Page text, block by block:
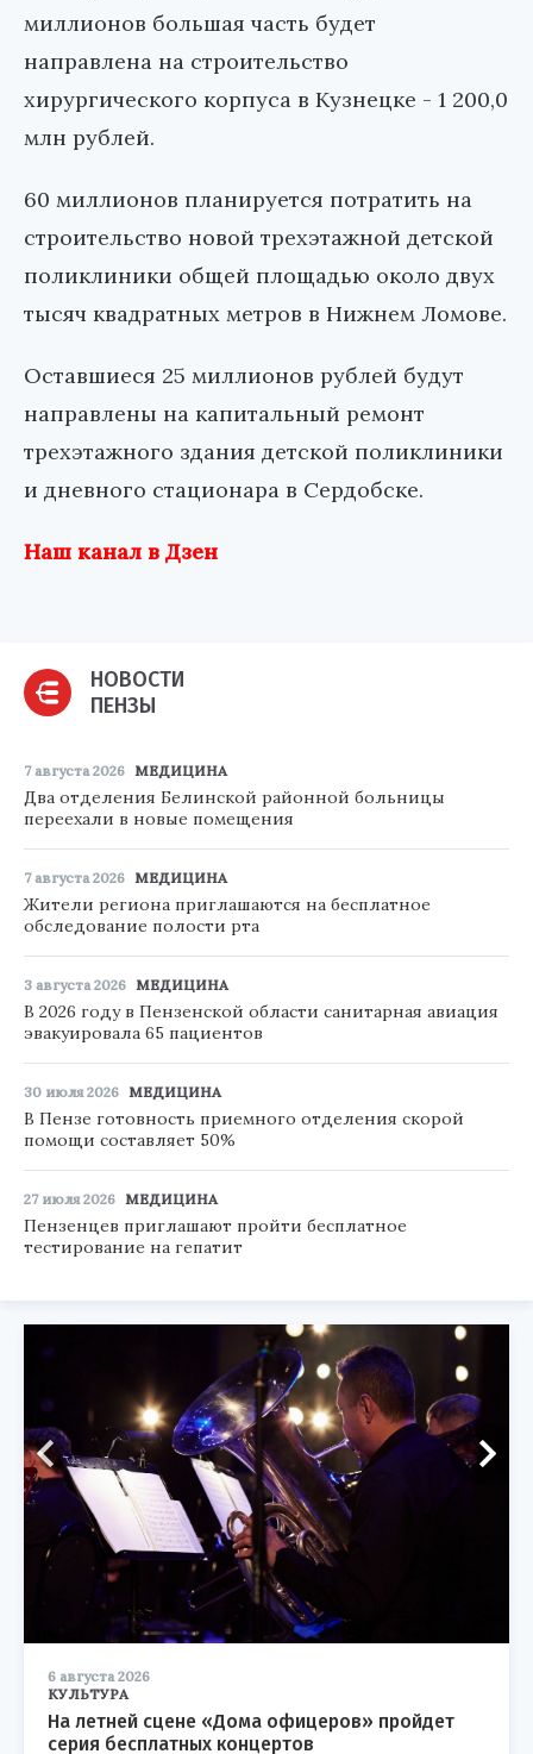
миллионов большая часть будет
направлена на строительство
хирургического корпуса в Кузнецке - 1 200,0
млн рублей.
60 миллионов планируется потратить на
строительство новой трехэтажной детской
поликлиники общей площадью около двух
тысяч квадратных метров в Нижнем Ломове.
Оставшиеся 25 миллионов рублей будут
направлены на капитальный ремонт
трехэтажного здания детской поликлиники
и дневного стационара в Сердобске.
Наш канал в Дзен
НОВОСТИ
ПЕНЗЫ
7 августа 2026 МЕДИЦИНА
Два отделения Белинской районной больницы
переехали в новые помещения
7 августа 2026 МЕДИЦИНА
Жители региона приглашаются на бесплатное
обследование полости рта
3 августа 2026 МЕДИЦИНА
В 2026 году в Пензенской области санитарная авиация
эвакуировала 65 пациентов
30 июля 2026 МЕДИЦИНА
В Пензе готовность приемного отделения скорой
помощи составляет 50%
27 июля 2026 МЕДИЦИНА
Пензенцев приглашают пройти бесплатное
тестирование на гепатит
6 августа 2026
КУЛЬТУРА
На летней сцене «Дома офицеров» пройдет
серия бесплатных концертов